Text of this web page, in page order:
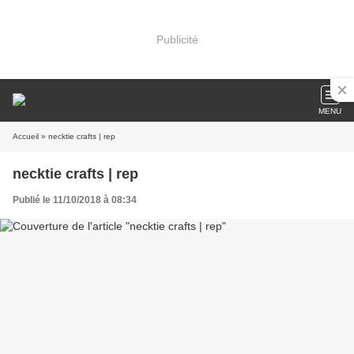
Publicité
MENU
Accueil » necktie crafts | rep
necktie crafts | rep
Publié le 11/10/2018 à 08:34